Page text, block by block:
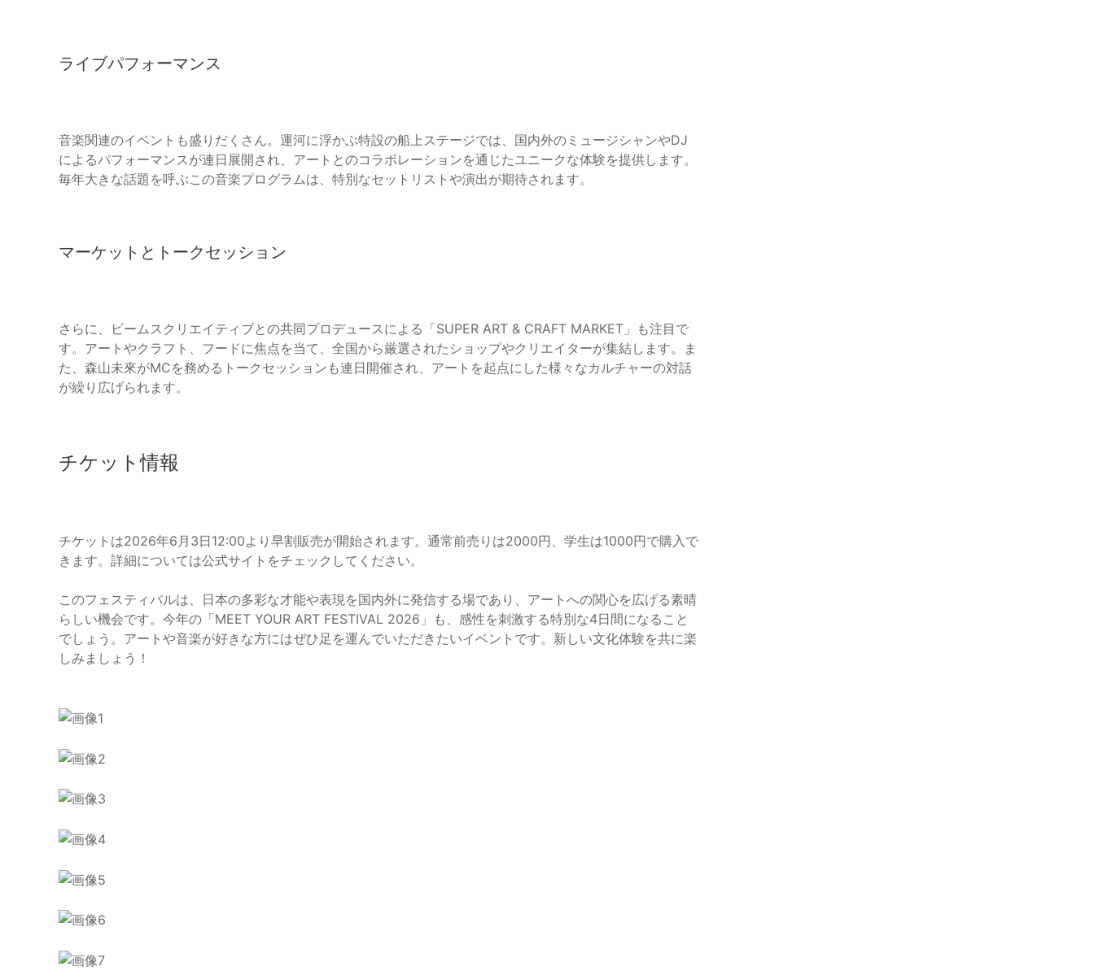
ライブパフォーマンス
音楽関連のイベントも盛りだくさん。運河に浮かぶ特設の船上ステージでは、国内外のミュージシャンやDJ
によるパフォーマンスが連日展開され、アートとのコラボレーションを通じたユニークな体験を提供します。
毎年大きな話題を呼ぶこの音楽プログラムは、特別なセットリストや演出が期待されます。
マーケットとトークセッション
さらに、ビームスクリエイティブとの共同プロデュースによる「SUPER ART & CRAFT MARKET」も注目で
す。アートやクラフト、フードに焦点を当て、全国から厳選されたショップやクリエイターが集結します。ま
た、森山未來がMCを務めるトークセッションも連日開催され、アートを起点にした様々なカルチャーの対話
が繰り広げられます。
チケット情報
チケットは2026年6月3日12:00より早割販売が開始されます。通常前売りは2000円、学生は1000円で購入で
きます。詳細については公式サイトをチェックしてください。
このフェスティバルは、日本の多彩な才能や表現を国内外に発信する場であり、アートへの関心を広げる素晴
らしい機会です。今年の「MEET YOUR ART FESTIVAL 2026」も、感性を刺激する特別な4日間になること
でしょう。アートや音楽が好きな方にはぜひ足を運んでいただきたいイベントです。新しい文化体験を共に楽
しみましょう！